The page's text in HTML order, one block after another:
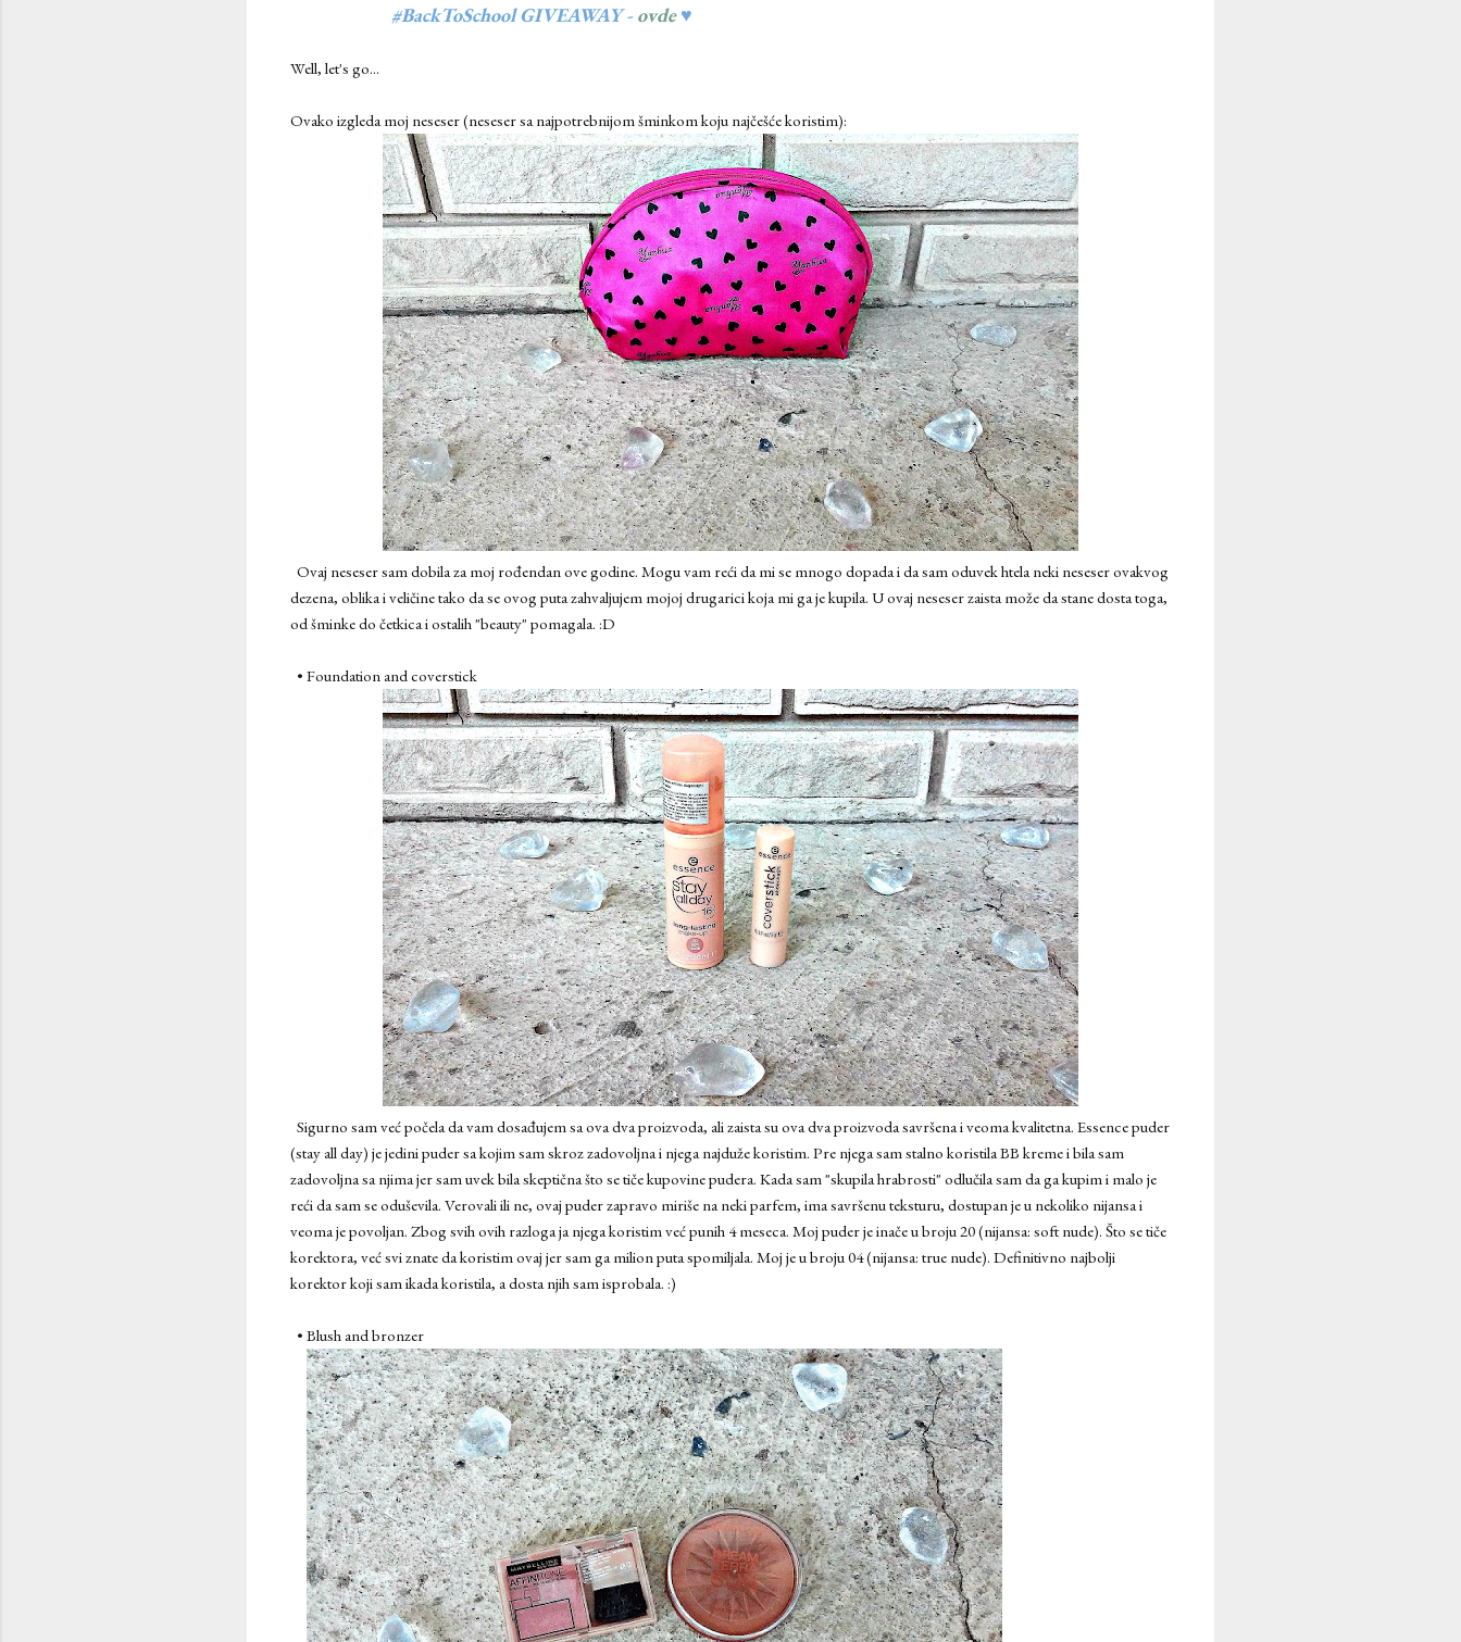
#BackToSchool GIVEAWAY -ovde♥
Well, let's go...
Ovako izgleda moj neseser (neseser sa najpotrebnijom šminkom koju najčešće koristim):
Ovaj neseser sam dobila za moj rođendan ove godine. Mogu vam reći da mi se mnogo dopada i da sam oduvek htela neki neseser ovakvog
dezena, oblika i veličine tako da se ovog puta zahvaljujem mojoj drugarici koja mi ga je kupila. U ovaj neseser zaista može da stane dosta toga,
od šminke do četkica i ostalih "beauty" pomagala. :D
• Foundation and coverstick
Sigurno sam već počela da vam dosađujem sa ova dva proizvoda, ali zaista su ova dva proizvoda savršena i veoma kvalitetna. Essence puder
(stay all day) je jedini puder sa kojim sam skroz zadovoljna i njega najduže koristim. Pre njega sam stalno koristila BB kreme i bila sam
zadovoljna sa njima jer sam uvek bila skeptična što se tiče kupovine pudera. Kada sam "skupila hrabrosti" odlučila sam da ga kupim i malo je
reći da sam se oduševila. Verovali ili ne, ovaj puder zapravo miriše na neki parfem, ima savršenu teksturu, dostupan je u nekoliko nijansa i
veoma je povoljan. Zbog svih ovih razloga ja njega koristim već punih 4 meseca. Moj puder je inače u broju 20 (nijansa: soft nude). Što se tiče
korektora, već svi znate da koristim ovaj jer sam ga milion puta spomiljala. Moj je u broju 04 (nijansa: true nude). Definitivno najbolji
korektor koji sam ikada koristila, a dosta njih sam isprobala. :)
• Blush and bronzer